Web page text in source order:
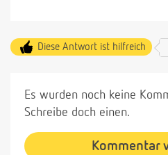
Diese Antwort ist hilfreich
Es wurden noch keine
Schreibe doch einen.
Kommentar